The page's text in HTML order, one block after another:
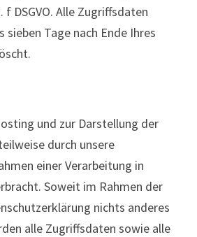
f DSGVO. Alle Zugriffsdaten
Tage nach Ende Ihres
und zur Darstellung der
durch unsere
einer Verarbeitung in
Soweit im Rahmen der
nichts anderes
alle Zugriffsdaten sowie alle